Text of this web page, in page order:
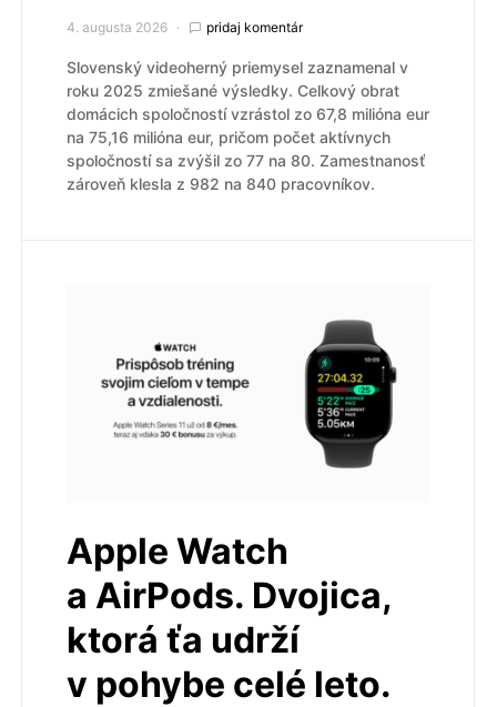
4. augusta 2026 pridaj komentár
Slovenský videoherný priemysel zaznamenal v
roku 2025 zmiešané výsledky. Celkový obrat
domácich spoločností vzrástol zo 67,8 milióna eur
na 75,16 milióna eur, pričom počet aktívnych
spoločností sa zvýšil zo 77 na 80. Zamestnanosť
zároveň klesla z 982 na 840 pracovníkov.
Apple Watch
a AirPods. Dvojica,
ktorá ťa udrží
v pohybe celé leto.